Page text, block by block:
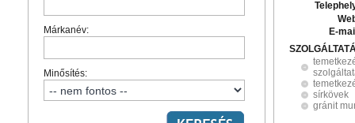
Márkanév:
Minősítés:
E-
sírkövek
gránit